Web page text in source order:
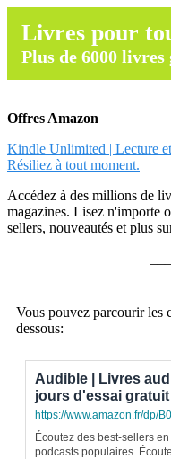
Livres pour
Plus de 6000
Offres Amazon
Kindle Unlimited | Lecture
Résiliez à tout moment.
Accédez à des millions de
magazines. Lisez n'importe
sellers, nouveautés et plus
Vous pouvez parcourir les
dessous:
Audible | Livres
jours d'essai gratuit
https://www.amazon.fr/dp/
Écoutez des best-sellers
podcasts populaires.